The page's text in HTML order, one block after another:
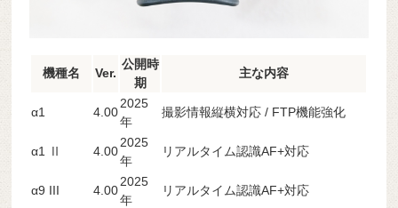
機種名 Ver.
公開時
期
主な内容
α1 4.00
2025
年
撮影情報縦横対応 / FTP機能強化
α1 Ⅱ 4.00
2025
年
リアルタイム認識AF+対応
α9 III 4.00
2025
年
リアルタイム認識AF+対応